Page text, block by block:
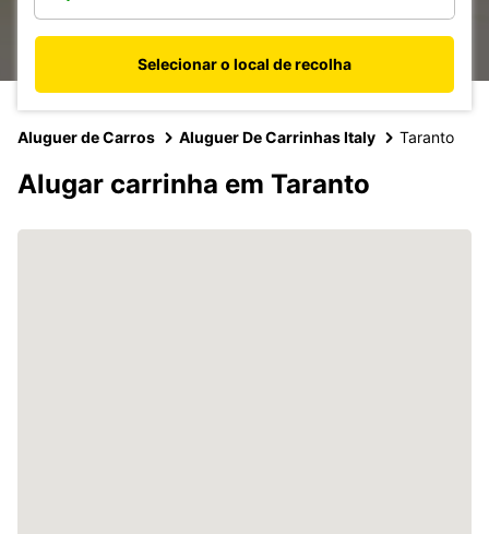
Selecionar o local de recolha
Aluguer de Carros Aluguer De Carrinhas Italy Taranto
Alugar carrinha em Taranto